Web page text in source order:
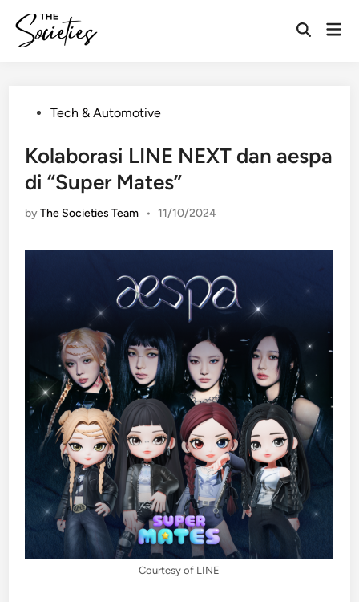
content
Open
PostedTech & Automotive
Kolaborasi LINE NEXT dan aespa
di “Super Mates”
byThe Societies Team • 11/10/2024
Courtesy of LINE